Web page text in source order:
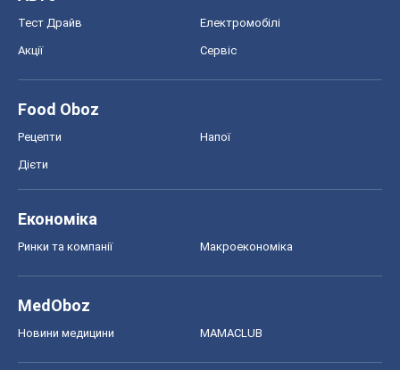
Тест Драйв Електромобілі
Акції Сервіс
Food Oboz
Рецепти Напої
Дієти
Економіка
Ринки та компанії Макроекономіка
MedOboz
Новини медицини MAMACLUB